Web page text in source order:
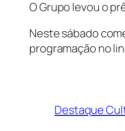
O Grupo levou o
Neste sábado
programação no
Destaque